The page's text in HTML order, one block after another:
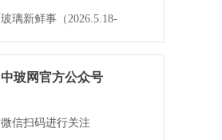
会成功举办
璃新鲜事（2026.5.18-
中玻网官方公众号
微信扫码进行关注